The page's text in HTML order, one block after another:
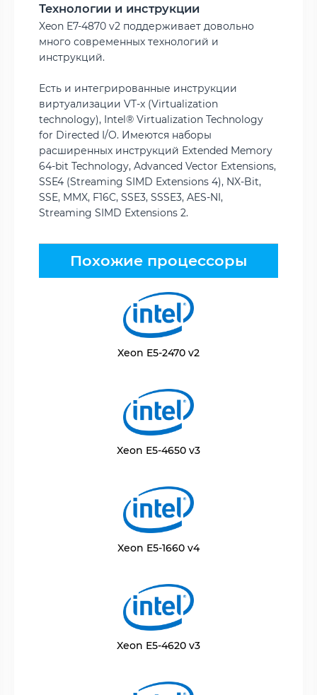
Технологии и инструкции
Xeon E7-4870 v2 поддерживает довольно
много современных технологий и
инструкций.
Есть и интегрированные инструкции
виртуализации VT-x (Virtualization
technology), Intel® Virtualization Technology
for Directed I/O. Имеются наборы
расширенных инструкций Extended Memory
64-bit Technology, Advanced Vector Extensions,
SSE4 (Streaming SIMD Extensions 4), NX-Bit,
SSE, MMX, F16C, SSE3, SSSE3, AES-NI,
Streaming SIMD Extensions 2.
Похожие процессоры
Xeon E5-2470 v2
Xeon E5-4650 v3
Xeon E5-1660 v4
Xeon E5-4620 v3